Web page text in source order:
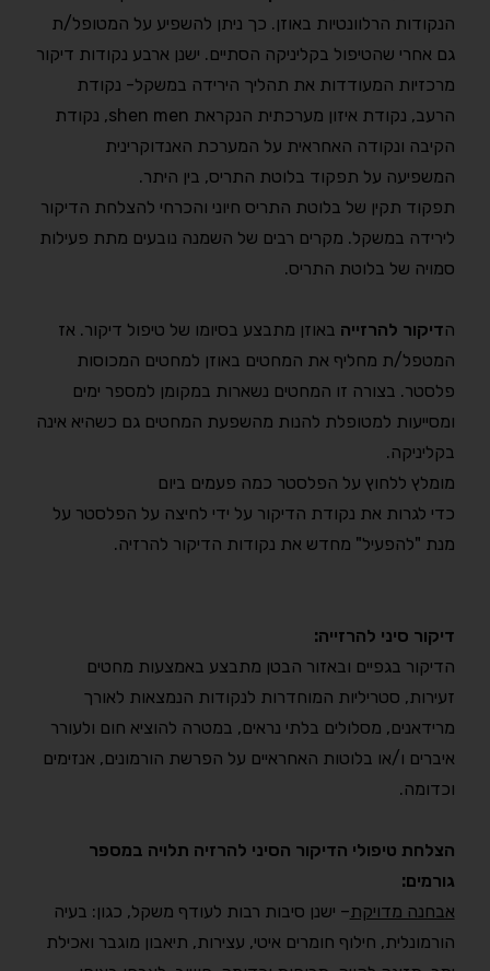
הנקודות הרלוונטיות באוזן. כך ניתן להשפיע על המטופל/ת
גם אחרי שהטיפול בקליניקה הסתיים. ישנן ארבע נקודות דיקור
מרכזיות המעודדות את תהליך הירידה במשקל- נקודת
הרעב, נקודת איזון מערכתית הנקראת shen men, נקודת
הקיבה ונקודה האחראית על המערכת האנדוקרינית
המשפיעה על תפקוד בלוטת התריס, בין היתר.
תפקוד תקין של בלוטת התריס חיוני והכרחי להצלחת הדיקור
לירידה במשקל. מקרים רבים של השמנה נובעים מתת פעילות
סמויה של בלוטת התריס.
הדיקור להרזייה באוזן מתבצע בסיומו של טיפול דיקור. אז
המטפל/ת מחליף את המחטים באוזן למחטים המכוסות
פלסטר. בצורה זו המחטים נשארות במקומן למספר ימים
ומסייעות למטופלת להנות מהשפעת המחטים גם כשהיא אינה
בקליניקה.
מומלץ ללחוץ על הפלסטר כמה פעמים ביום
כדי לגרות את נקודת הדיקור על ידי לחיצה על הפלסטר על
מנת "להפעיל" מחדש את נקודות הדיקור להרזיה.
דיקור סיני להרזייה:
הדיקור בגפיים ובאזור הבטן מתבצע באמצעות מחטים
זעירות, סטריליות המוחדרות לנקודות הנמצאות לאורך
מרידאנים, מסלולים בלתי נראים, במטרה להוציא חום ולעורר
איברים ו/או בלוטות האחראיים על הפרשת הורמונים, אנזימים
וכדומה.
הצלחת טיפולי הדיקור הסיני להרזיה תלויה במספר
גורמים:
אבחנה מדויקת– ישנן סיבות רבות לעודף משקל, כגון: בעיה
הורמונלית, חילוף חומרים איטי, עצירות, תיאבון מוגבר ואכילת